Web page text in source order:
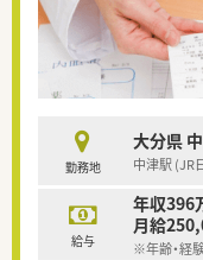
勤務地
大分県
中津駅 (JR
給与
年収396
月給
※年齢・経